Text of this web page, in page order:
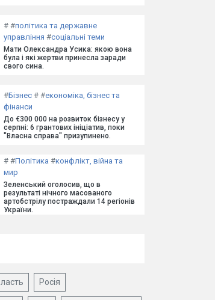
# #політика та державне
управління #соціальні теми
Мати Олександра Усика: якою вона
була і які жертви принесла заради
свого сина.
#Бізнес # #економіка, бізнес та
фінанси
До €300 000 на розвиток бізнесу у
серпні: 6 грантових ініціатив, поки
"Власна справа" призупинено.
# #Політика #конфлікт, війна та
мир
Зеленський оголосив, що в
результаті нічного масованого
артобстрілу постраждали 14 регіонів
України.
Росія